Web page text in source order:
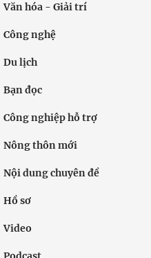
Văn hóa - Giải trí
Công nghệ
Du lịch
Bạn đọc
Công nghiệp hỗ trợ
Nông thôn mới
Nội dung chuyên đề
Hồ sơ
Video